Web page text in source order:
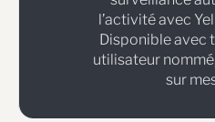
l’activité avec
Disponible avec
utilisateur
sur